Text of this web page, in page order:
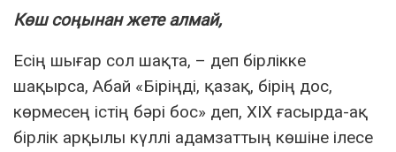
Көш соңынан жете алмай,
Есің шығар сол шақта, – деп бірлікке
шақырса, Абай «Біріңді, қазақ, бірің дос,
көрмесең істің бәрі бос» деп, ХІХ ғасырда-ақ
бірлік арқылы күллі адамзаттың көшіне ілесе